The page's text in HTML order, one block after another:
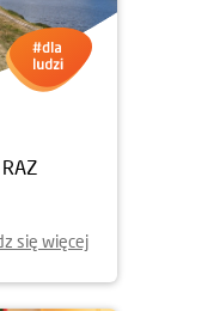
się więcej